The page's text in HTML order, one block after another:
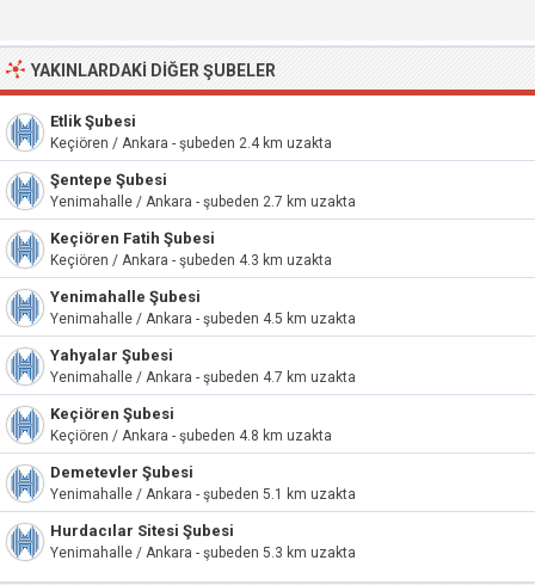
YAKINLARDAKI DIĞER ŞUBELER
Etlik Şubesi
Keçiören / Ankara - şubeden 2.4 km uzakta
Şentepe Şubesi
Yenimahalle / Ankara - şubeden 2.7 km uzakta
Keçiören Fatih Şubesi
Keçiören / Ankara - şubeden 4.3 km uzakta
Yenimahalle Şubesi
Yenimahalle / Ankara - şubeden 4.5 km uzakta
Yahyalar Şubesi
Yenimahalle / Ankara - şubeden 4.7 km uzakta
Keçiören Şubesi
Keçiören / Ankara - şubeden 4.8 km uzakta
Demetevler Şubesi
Yenimahalle / Ankara - şubeden 5.1 km uzakta
Hurdacılar Sitesi Şubesi
Yenimahalle / Ankara - şubeden 5.3 km uzakta